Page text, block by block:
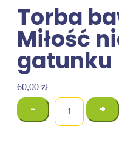
Torba
Miłość
gatunku
60,00 zł
- +